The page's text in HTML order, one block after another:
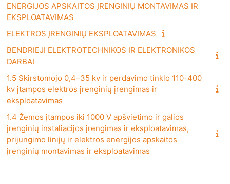
ENERGIJOS APSKAITOS ĮRENGINIŲ MONTAVIMAS IR
EKSPLOATAVIMAS
ELEKTROS ĮRENGINIŲ EKSPLOATAVIMAS
BENDRIEJI ELEKTROTECHNIKOS IR ELEKTRONIKOS
DARBAI
1.5 Skirstomojo 0,4–35 kv ir perdavimo tinklo 110-400
kv įtampos elektros įrenginių įrengimas ir
eksploatavimas
1.4 Žemos įtampos iki 1000 V apšvietimo ir galios
įrenginių instaliacijos įrengimas ir eksploatavimas,
prijungimo linijų ir elektros energijos apskaitos
įrenginių montavimas ir eksploatavimas